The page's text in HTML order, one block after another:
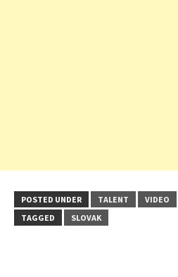
POSTED UNDER TALENT
VIDEO
TAGGED
SLOVAK